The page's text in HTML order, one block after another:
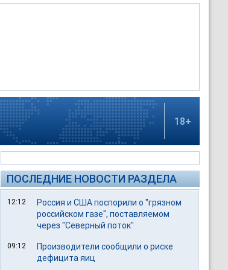
18+
ПОСЛЕДНИЕ НОВОСТИ РАЗДЕЛА
12:12
Россия и США поспорили о "грязном
российском газе", поставляемом
через "Северный поток"
09:12
Производители сообщили о риске
дефицита яиц